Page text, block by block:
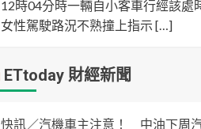
12時04分時一輛自小客車行經該處
女性駕駛路況不熟撞上指示 […]
ETtoday 財經新聞
快訊／汽機車主注意！ 中油下周